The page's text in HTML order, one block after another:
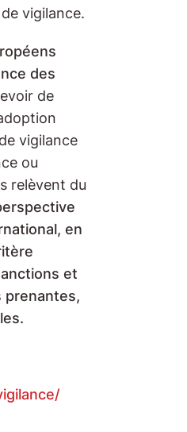
vigilance.
des
de
vigilance
ou
relèvent du
en
et
prenantes,